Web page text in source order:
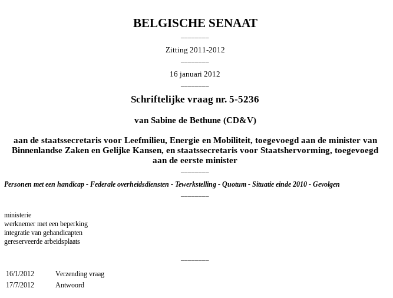
BELGISCHE SENAAT
Zitting 2011-2012
16 januari 2012
Schriftelijke vraag nr. 5-5236
van Sabine de Bethune(CD&V)
aan de staatssecretaris voor Leefmilieu, Energie en Mobiliteit, toegevoegd aan de minister van
Binnenlandse Zaken en Gelijke Kansen, en staatssecretaris voor Staatshervorming, toegevoegd
aan de eerste minister
Personen met een handicap - Federale overheidsdiensten - Tewerkstelling - Quotum - Situatie einde 2010 - Gevolgen
ministerie
werknemer met een beperking
integratie van gehandicapten
gereserveerde arbeidsplaats
16/1/2012
Verzending vraag
17/7/2012
Antwoord